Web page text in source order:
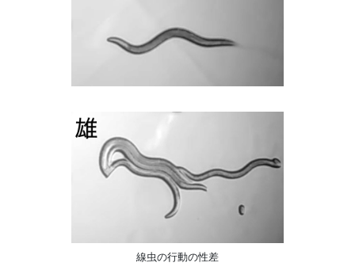
線虫の行動の性差